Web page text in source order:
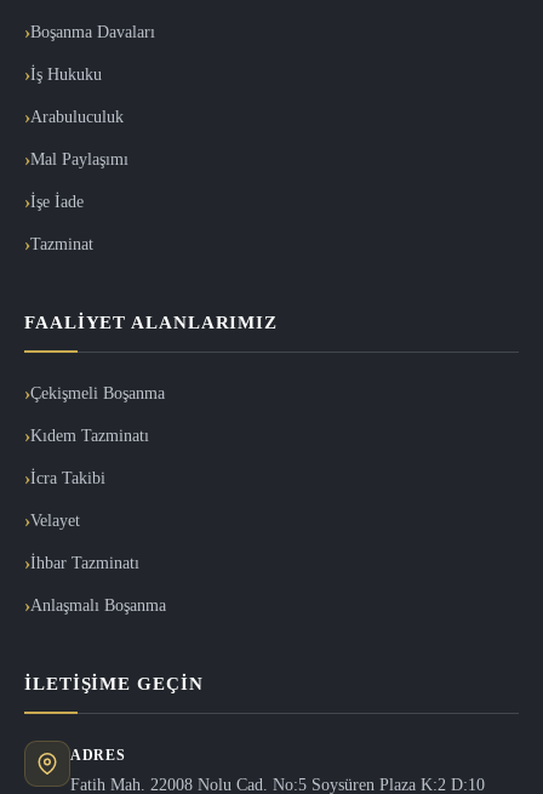
Boşanma Davaları
İş Hukuku
Arabuluculuk
Mal Paylaşımı
İşe İade
Tazminat
FAALIYET ALANLARIMIZ
Çekişmeli Boşanma
Kıdem Tazminatı
İcra Takibi
Velayet
İhbar Tazminatı
Anlaşmalı Boşanma
İLETIŞIME GEÇIN
ADRES
Fatih Mah. 22008 Nolu Cad. No:5 Soysüren Plaza K:2 D:10